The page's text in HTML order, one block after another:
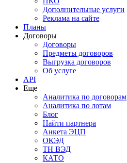
Дополнительные услуги
Реклама на сайте
Планы
Договоры
Договоры
Предметы договоров
Выгрузка договоров
Об услуге
API
Еще
Аналитика по договорам
Аналитика по лотам
Блог
Найти партнера
Анкета ЭЦП
ОКЭД
ТН ВЭД
КАТО